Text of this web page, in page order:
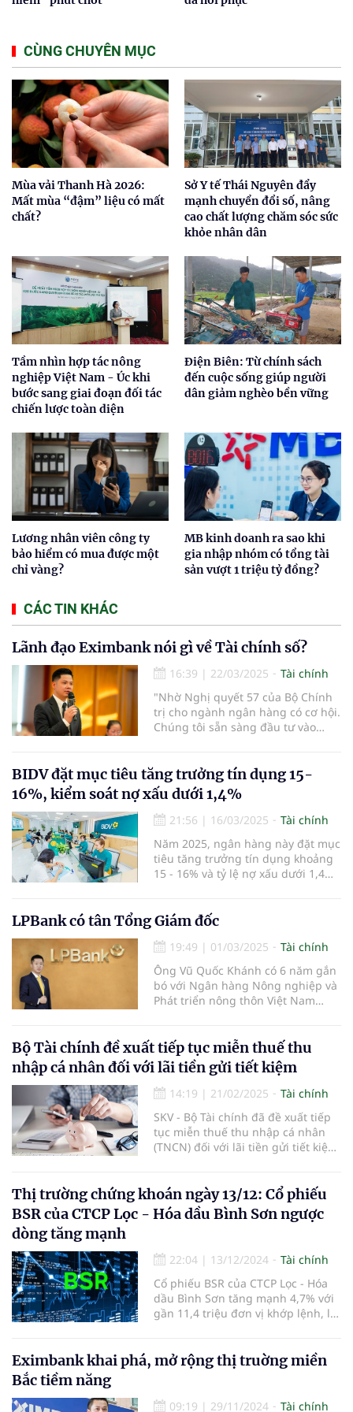
CÙNG CHUYÊN MỤC
Mùa vải Thanh Hà 2026:
Mất mùa “đậm” liệu có mất
chất?
Sở Y tế Thái Nguyên đẩy
mạnh chuyển đổi số, nâng
cao chất lượng chăm sóc sức
khỏe nhân dân
Tầm nhìn hợp tác nông
nghiệp Việt Nam - Úc khi
bước sang giai đoạn đối tác
chiến lược toàn diện
Điện Biên: Từ chính sách
đến cuộc sống giúp người
dân giảm nghèo bền vững
Lương nhân viên công ty
bảo hiểm có mua được một
chỉ vàng?
MB kinh doanh ra sao khi
gia nhập nhóm có tổng tài
sản vượt 1 triệu tỷ đồng?
CÁC TIN KHÁC
Lãnh đạo Eximbank nói gì về Tài chính số?
16:39 | 22/03/2025
Tài chính
"Nhờ Nghị quyết 57 của Bộ Chính
trị cho ngành ngân hàng có cơ hội.
Chúng tôi sẵn sàng đầu tư vào
thành viên HĐQT Ngân hàng TMCP
Eximbank nhấn mạnh.
BIDV đặt mục tiêu tăng trưởng tín dụng 15-
16%, kiểm soát nợ xấu dưới 1,4%
21:56 | 16/03/2025
Tài chính
Năm 2025, ngân hàng này đặt mục
tiêu tăng trưởng tín dụng khoảng
15 - 16% và tỷ lệ nợ xấu dưới 1,4%.
cổ phiếu từ nguồn ợi nhuận sau
2023.
LPBank có tân Tổng Giám đốc
19:49 | 01/03/2025
Tài chính
Ông Vũ Quốc Khánh có 6 năm gắn
bó với Ngân hàng Nông nghiệp và
Phát triển nông thôn Việt Nam
Bộ Tài chính đề xuất tiếp tục miễn thuế thu
nhập cá nhân đối với lãi tiền gửi tiết kiệm
14:19 | 21/02/2025
Tài chính
SKV - Bộ Tài chính đã đề xuất tiếp
tục miễn thuế thu nhập cá nhân
(TNCN) đối với lãi tiền gửi tiết kiệm,
trợ nguồn vốn cho nền kinh tế.
Thị trường chứng khoán ngày 13/12: Cổ phiếu
BSR của CTCP Lọc - Hóa dầu Bình Sơn ngược
dòng tăng mạnh
22:04 | 13/12/2024
Tài chính
Cổ phiếu BSR của CTCP Lọc - Hóa
dầu Bình Sơn tăng mạnh 4,7% với
gần 11,4 triệu đơn vị khớp lệnh, là
Eximbank khai phá, mở rộng thị truờng miền
Bắc tiềm năng
09:19 | 29/11/2024
Tài chính